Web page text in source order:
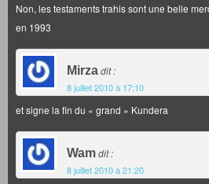
Non, les testaments trahis sont une belle
en 1993
Mirzadit :
8 juillet 2010 à 17:10
et signe la fin du « grand » Kundera
Wamdit :
8 juillet 2010 à 21:20